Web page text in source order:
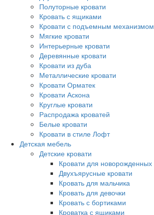
Полуторные кровати
Кровать с ящиками
Кровати с подъемным механизмом
Мягкие кровати
Интерьерные кровати
Деревянные кровати
Кровати из дуба
Металлические кровати
Кровати Орматек
Кровати Аскона
Круглые кровати
Распродажа кроватей
Белые кровати
Кровати в стиле Лофт
Детская мебель
Детские кровати
Кровати для новорожденных
Двухъярусные кровати
Кровать для мальчика
Кровать для девочки
Кровать с бортиками
Кроватка с ящиками